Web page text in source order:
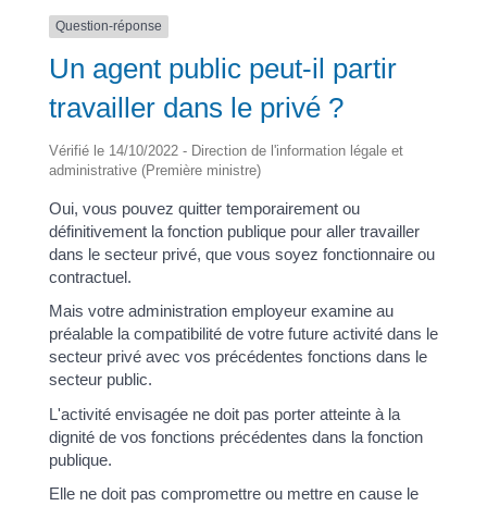
Question-réponse
Un agent public peut-il partir
travailler dans le privé ?
Vérifié le 14/10/2022 - Direction de l'information légale et
administrative (Première ministre)
Oui, vous pouvez quitter temporairement ou
définitivement la fonction publique pour aller travailler
dans le secteur privé, que vous soyez fonctionnaire ou
contractuel.
Mais votre administration employeur examine au
préalable la compatibilité de votre future activité dans le
secteur privé avec vos précédentes fonctions dans le
secteur public.
L'activité envisagée ne doit pas porter atteinte à la
dignité de vos fonctions précédentes dans la fonction
publique.
Elle ne doit pas compromettre ou mettre en cause le